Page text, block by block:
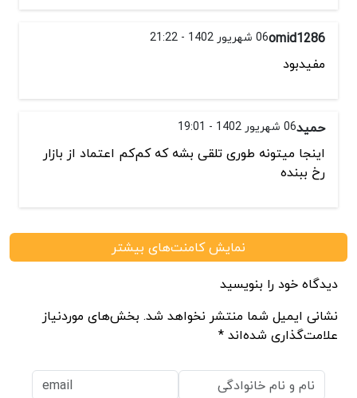
omid128606 شهریور 1402 - 21:22
مفیدبود
حمید06 شهریور 1402 - 19:01
اینجا میتونه طوری تلقی بشه که کم‌کم اعتماد از بازار
رخ ببنده
نمایش کامنت‌های بیشتر
دیدگاه خود را بنویسید
نشانی ایمیل شما منتشر نخواهد شد. بخش‌های موردنیاز
علامت‌گذاری شده‌اند *